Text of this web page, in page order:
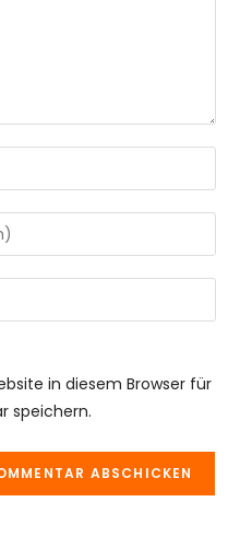
in diesem Browser für
speichern.